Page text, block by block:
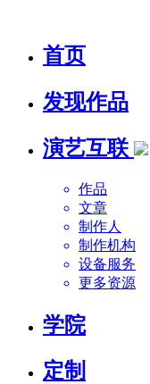
首页
发现作品
演艺互联
作品
文章
制作人
制作机构
设备服务
更多资源
学院
定制